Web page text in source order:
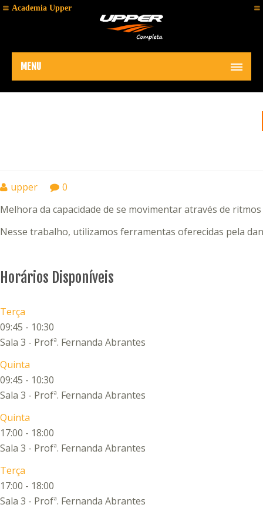
MENU
02
2019
upper
0
Melhora da capacidade de se movimentar através de
Nesse trabalho, utilizamos ferramentas oferecidas pela
Horários Disponíveis
Terça
09:45 - 10:30
Sala 3 - Profª. Fernanda Abrantes
Quinta
09:45 - 10:30
Sala 3 - Profª. Fernanda Abrantes
Quinta
17:00 - 18:00
Sala 3 - Profª. Fernanda Abrantes
Terça
17:00 - 18:00
Sala 3 - Profª. Fernanda Abrantes
Academia Upper